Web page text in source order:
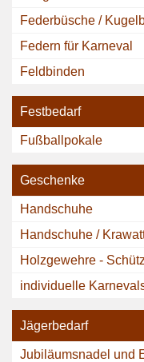
Federbüsche /
Federn für Karneval
Feldbinden
Festbedarf
Fußballpokale
Geschenke
Handschuhe
Handschuhe /
Holzgewehre -
individuelle
Jägerbedarf
Jubiläumsnadel und